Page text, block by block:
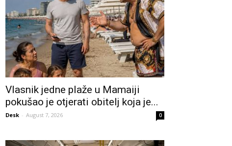
Vlasnik jedne plaže u Mamaiji
pokušao je otjerati obitelj koja je...
Desk - August 7, 2026 0